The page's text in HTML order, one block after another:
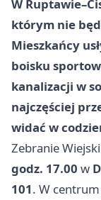
W
którym nie
Mieszkańcy
boisku
kanalizacji w
najczęściej
widać w
Zebranie
godz. 17.00 w
101. W